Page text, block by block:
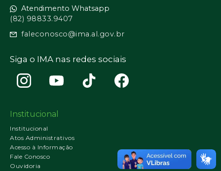
Atendimento Whatsapp
(82) 98833.9407
faleconosco@ima.al.gov.br
Siga o IMA nas redes sociais
Institucional
Institucional
Atos Administrativos
Acesso à Informação
Fale Conosco
Ouvidoria